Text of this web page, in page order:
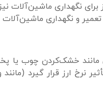
نگهداری ماشین‌آلات نیز
و نگهداری ماشین‌آلات
مانند خشک‌کردن چوب یا
ارز قرار گیرد (مانند